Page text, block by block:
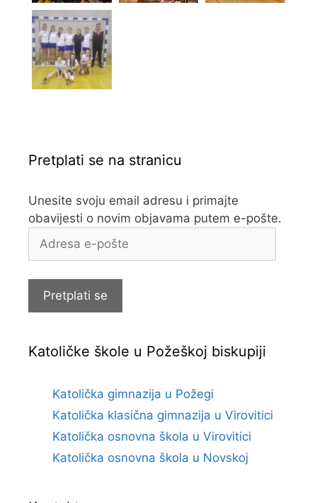
Pretplati se na stranicu
Unesite svoju email adresu i primajte
obavijesti o novim objavama putem e-pošte.
Adresa
Pretplati se
Katoličke škole u Požeškoj biskupiji
Katolička gimnazija u Požegi
Katolička klasična gimnazija u Virovitici
Katolička osnovna škola u Virovitici
Katolička osnovna škola u Novskoj